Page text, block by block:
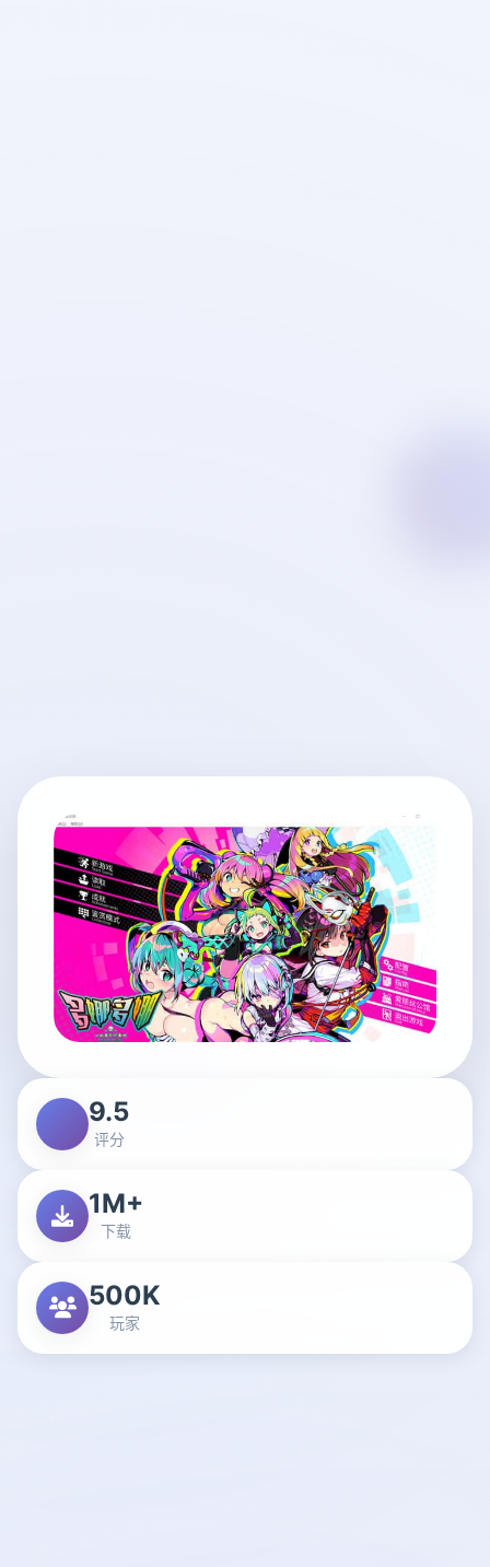
9.5
评分
1M+
下载
500K
玩家